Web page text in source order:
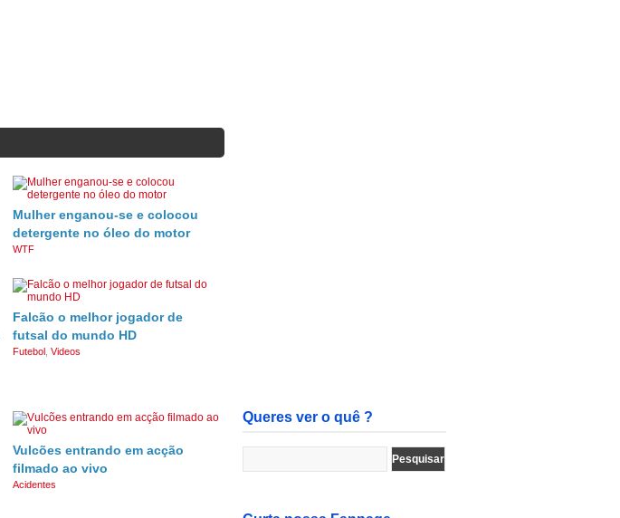
Mulher enganou-se e colocou
detergente no óleo do motor
WTF
Falcão o melhor jogador de
futsal do mundo HD
Futebol Videos
Vulcões entrando em acção
filmado ao vivo
Acidentes
Queres ver o quê ?